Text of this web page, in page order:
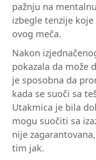
pažnju na
izbegle tenzije
ovog meča.
Nakon
pokazala da može
je sposobna da
kada se suoči sa
Utakmica je bila
mogu suočiti sa
nije
tim jak.